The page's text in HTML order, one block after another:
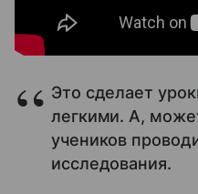
Это сделает
легкими. А,
учеников
исследования.